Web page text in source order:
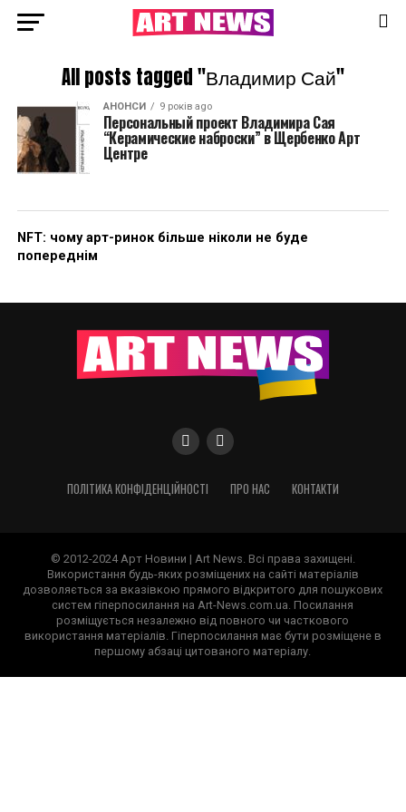
All posts tagged "Владимир Сай"
АНОНСИ 9 років ago
Персональный проект Владимира Сая
“Керамические наброски” в Щербенко Арт
Центре
NFT: чому арт-ринок більше ніколи не буде
попереднім
ПОЛІТИКА КОНФІДЕНЦІЙНОСТІ ПРО НАС КОНТАКТИ
© 2012-2024 Арт Новини | Art News. Всі права захищені.
Використання будь-яких розміщених на сайті матеріалів
дозволяється за вказівкою прямого відкритого для пошукових
систем гіперпосилання на Art-News.com.ua. Посилання
розміщується незалежно від повного чи часткового
використання матеріалів. Гіперпосилання має бути розміщене в
першому абзаці цитованого матеріалу.